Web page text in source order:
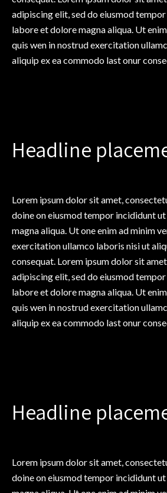
adipiscing elit, sed do eiusmod
labore et dolore magna aliqua. Ut
quis wen in nostrud exercitation
aliquip ex ea commodo last onur
Headline
Lorem ipsum dolor sit amet,
doine on eiusmod tempor incididunt
magna aliqua. Ut one enim ad minim
exercitation ullamco laboris nisi ut
consequat. Lorem ipsum dolor sit
adipiscing elit, sed do eiusmod
labore et dolore magna aliqua. Ut
quis wen in nostrud exercitation
aliquip ex ea commodo last onur
Headline
Lorem ipsum dolor sit amet,
doine on eiusmod tempor incididunt